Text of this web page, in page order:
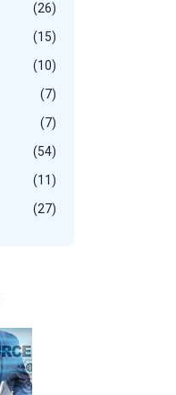
(26)
(15)
(10)
(7)
(7)
(54)
(11)
(27)